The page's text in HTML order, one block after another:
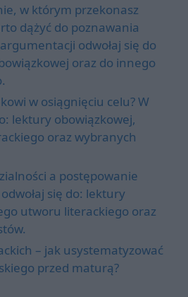
w którym przekonasz
dążyć do poznawania
odwołaj się do
oraz do innego
w osiągnięciu celu? W
lektury obowiązkowej,
oraz wybranych
a postępowanie
się do: lektury
utworu literackiego oraz
– jak usystematyzować
przed maturą?